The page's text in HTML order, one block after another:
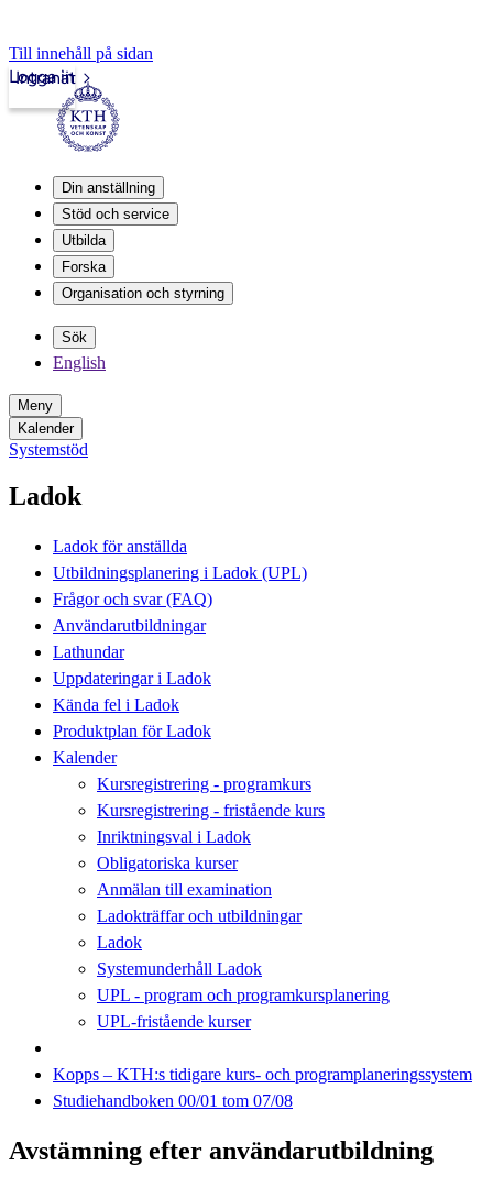
Till innehåll på sidan
Intranät
Logga in
Din anställning
Stöd och service
Utbilda
Forska
Organisation och styrning
Sök
English
Meny
Kalender
Systemstöd
Ladok
Ladok för anställda
Utbildningsplanering i Ladok (UPL)
Frågor och svar (FAQ)
Användarutbildningar
Lathundar
Uppdateringar i Ladok
Kända fel i Ladok
Produktplan för Ladok
Kalender
Kursregistrering - programkurs
Kursregistrering - fristående kurs
Inriktningsval i Ladok
Obligatoriska kurser
Anmälan till examination
Ladokträffar och utbildningar
Ladok
Systemunderhåll Ladok
UPL - program och programkursplanering
UPL-fristående kurser
Kopps – KTH:s tidigare kurs- och programplaneringssystem
Studiehandboken 00/01 tom 07/08
Avstämning efter användarutbildning